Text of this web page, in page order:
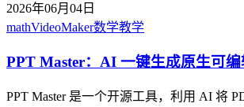
2026年06月04日
mathVideoMaker数学教学
PPT Master：AI 一键生成原生可
PPT Master 是一个开源工具，利用 AI 将